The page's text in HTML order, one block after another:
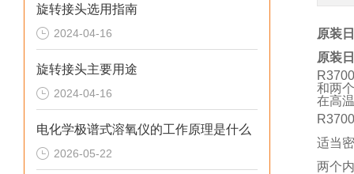
旋转接头选用指南
2024-04-16
旋转接头主要用途
2024-04-16
电化学极谱式溶氧仪的工作原理是什么
2026-05-22
原装
原装
和两
在高
适当
两个